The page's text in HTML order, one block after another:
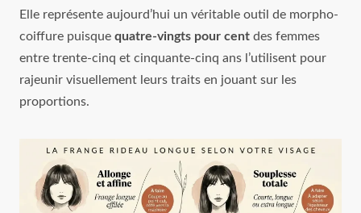
Elle représente aujourd’hui un véritable outil de morpho-
coiffure puisque quatre-vingts pour cent des femmes
entre trente-cinq et cinquante-cinq ans l’utilisent pour
rajeunir visuellement leurs traits en jouant sur les
proportions.